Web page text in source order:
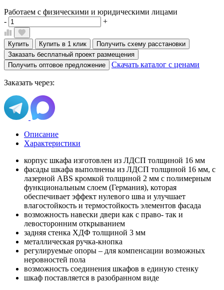
Работаем с физическими и юридическими лицами
-
+
Купить Купить в 1 клик
Получить схему расстановки
Заказать бесплатный проект размещения
Получить оптовое предложение
Скачать каталог с ценами
Заказать через:
Описание
Характеристики
корпус шкафа изготовлен из ЛДСП толщиной 16 мм
фасады шкафа выполнены из ЛДСП толщиной 16 мм, с
лазерной ABS кромкой толщиной 2 мм с полимерным
функциональным слоем (Германия), которая
обеспечивает эффект нулевого шва и улучшает
влагостойкость и термостойкость элементов фасада
возможность навески двери как с право- так и
левосторонним открыванием
задняя стенка ХДФ толщиной 3 мм
металлическая ручка-кнопка
регулируемые опоры – для компенсации возможных
неровностей пола
возможность соединения шкафов в единую стенку
шкаф поставляется в разобранном виде